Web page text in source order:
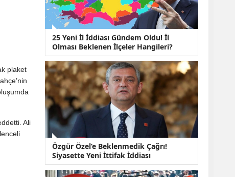
plaket
Ali
25 Yeni İl İddiası Gündem Oldu! İl
Olması Beklenen İlçeler Hangileri?
Özgür Özel’e Beklenmedik Çağrı!
Siyasette Yeni İttifak İddiası